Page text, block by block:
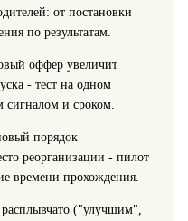
от постановки
по результатам.
оффер увеличит
- тест на одном
сигналом и сроком.
порядок
реорганизации - пилот
времени прохождения.
("улучшим",